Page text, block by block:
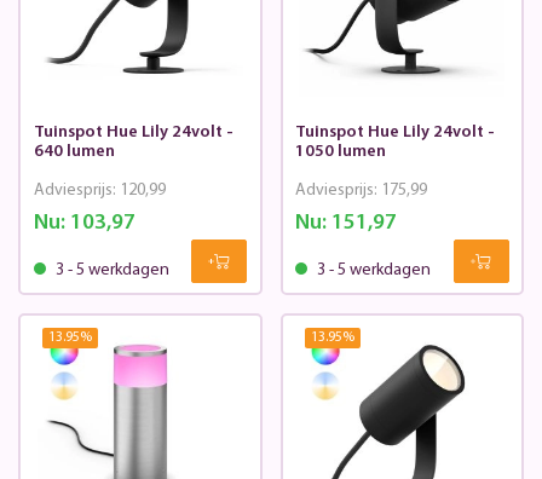
Tuinspot Hue Lily 24volt -
640 lumen
Nu:103,97
Adviesprijs: 120,99
3 - 5 werkdagen
Tuinspot Hue Lily 24volt -
1050 lumen
Nu: 151,97
Adviesprijs: 175,99
3 - 5 werkdagen
13.95% 13.95%